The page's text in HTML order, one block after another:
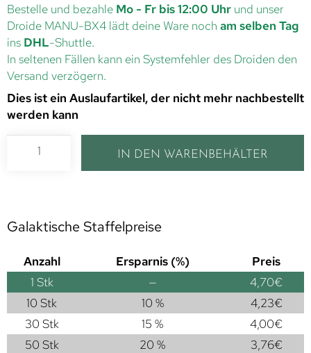
Bestelle und bezahle Mo - Fr bis 12:00 Uhr und unser
Droide MANU-BX4 lädt deine Ware noch am selben Tag
ins DHL-Shuttle.
In seltenen Fällen kann ein Systemfehler des Droiden den
Versand verzögern.
Dies ist ein Auslaufartikel, der nicht mehr nachbestellt
werden kann
IN DEN WARENBEHÄLTER
Galaktische Staffelpreise
Anzahl Ersparnis (%)
Preis
1 Stk — 4,70€
10 Stk
10 % 4,23€
30 Stk
15 % 4,00€
50 Stk
20 % 3,76€